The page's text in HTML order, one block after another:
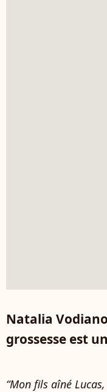
Natalia
grossesse est
“Mon fils aîné